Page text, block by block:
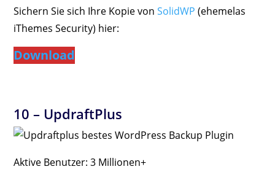
Sichern Sie sich Ihre Kopie vonSolidWP (ehemelas
iThemes Security) hier:
Download
10 – UpdraftPlus
Aktive Benutzer: 3 Millionen+